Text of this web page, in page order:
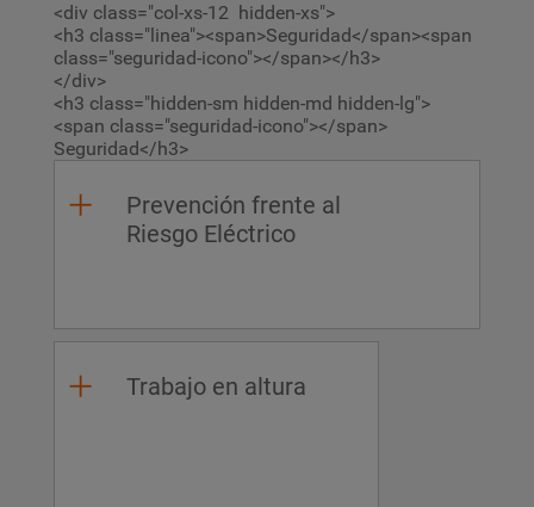
<div class="col-xs-12 hidden-xs">
<h3 class="linea"><span>Seguridad</span><span
class="seguridad-icono"></span></h3>
</div>
<h3 class="hidden-sm hidden-md hidden-lg">
<span class="seguridad-icono"></span>
Seguridad</h3>
Prevención frente al
Riesgo Eléctrico
Trabajo en altura